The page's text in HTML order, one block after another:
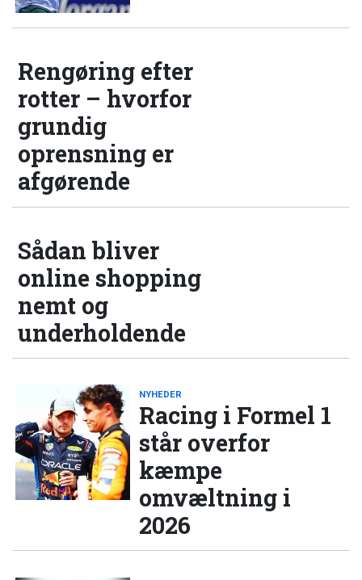
Rengøring efter
rotter – hvorfor
grundig
oprensning er
afgørende
Sådan bliver
online shopping
nemt og
underholdende
NYHEDER
Racing i Formel 1
står overfor
kæmpe
omvæltning i
2026